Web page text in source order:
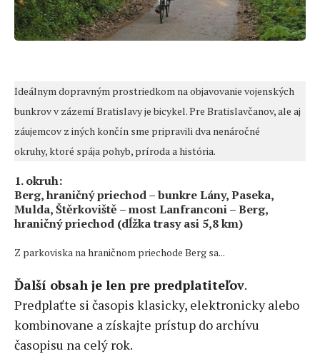
Ideálnym dopravným prostriedkom na objavovanie vojenských
bunkrov v zázemí Bratislavy je bicykel. Pre Bratislavčanov, ale aj
záujemcov z iných končín sme pripravili dva nenáročné
okruhy, ktoré spája pohyb, príroda a história.
1. okruh:
Berg, hraničný priechod – bunkre Lány, Paseka,
Mulda, Štěrkoviště – most Lanfranconi – Berg,
hraničný priechod (dĺžka trasy asi 5,8 km)
Z parkoviska na hraničnom priechode Berg sa...
Ďalší obsah je len pre predplatiteľov.
Predplaťte si časopis klasicky, elektronicky alebo
kombinovane a získajte prístup do archívu
časopisu na celý rok.